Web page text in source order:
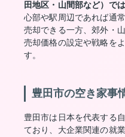
田地区・山間部など）で
心部や駅周辺であれば通
売却できる一方、郊外・
売却価格の設定や戦略を
す。
豊田市の空き家事
豊田市は日本を代表する
ており、大企業関連の就